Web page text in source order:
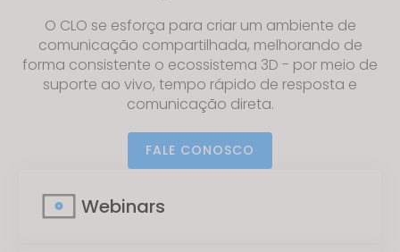
Webinars
O CLO se esforça para criar um ambiente de
comunicação compartilhada, melhorando de
forma consistente o ecossistema 3D - por meio de
suporte ao vivo, tempo rápido de resposta e
comunicação direta.
FALE CONOSCO